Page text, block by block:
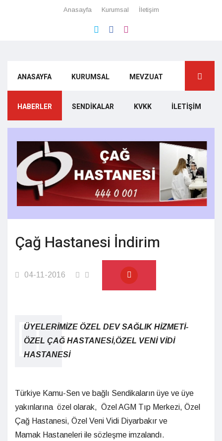
Anasayfa Kurumsal İletişim
ANASAYFA KURUMSAL MEVZUAT
HABERLER SENDIKALAR KVKK İLETIŞIM
Çağ Hastanesi İndirim
04-11-2016
ÜYELERİMİZE ÖZEL DEV SAĞLIK HİZMETİ-
ÖZEL ÇAĞ HASTANESİ,ÖZEL VENİ VİDİ
HASTANESİ
Türkiye Kamu-Sen ve bağlı Sendikaların üye ve üye
yakınlarına özel olarak, Özel AGM Tıp Merkezi, Özel
Çağ Hastanesi, Özel Veni Vidi Diyarbakır ve
Mamak Hastaneleri ile sözleşme imzalandı.